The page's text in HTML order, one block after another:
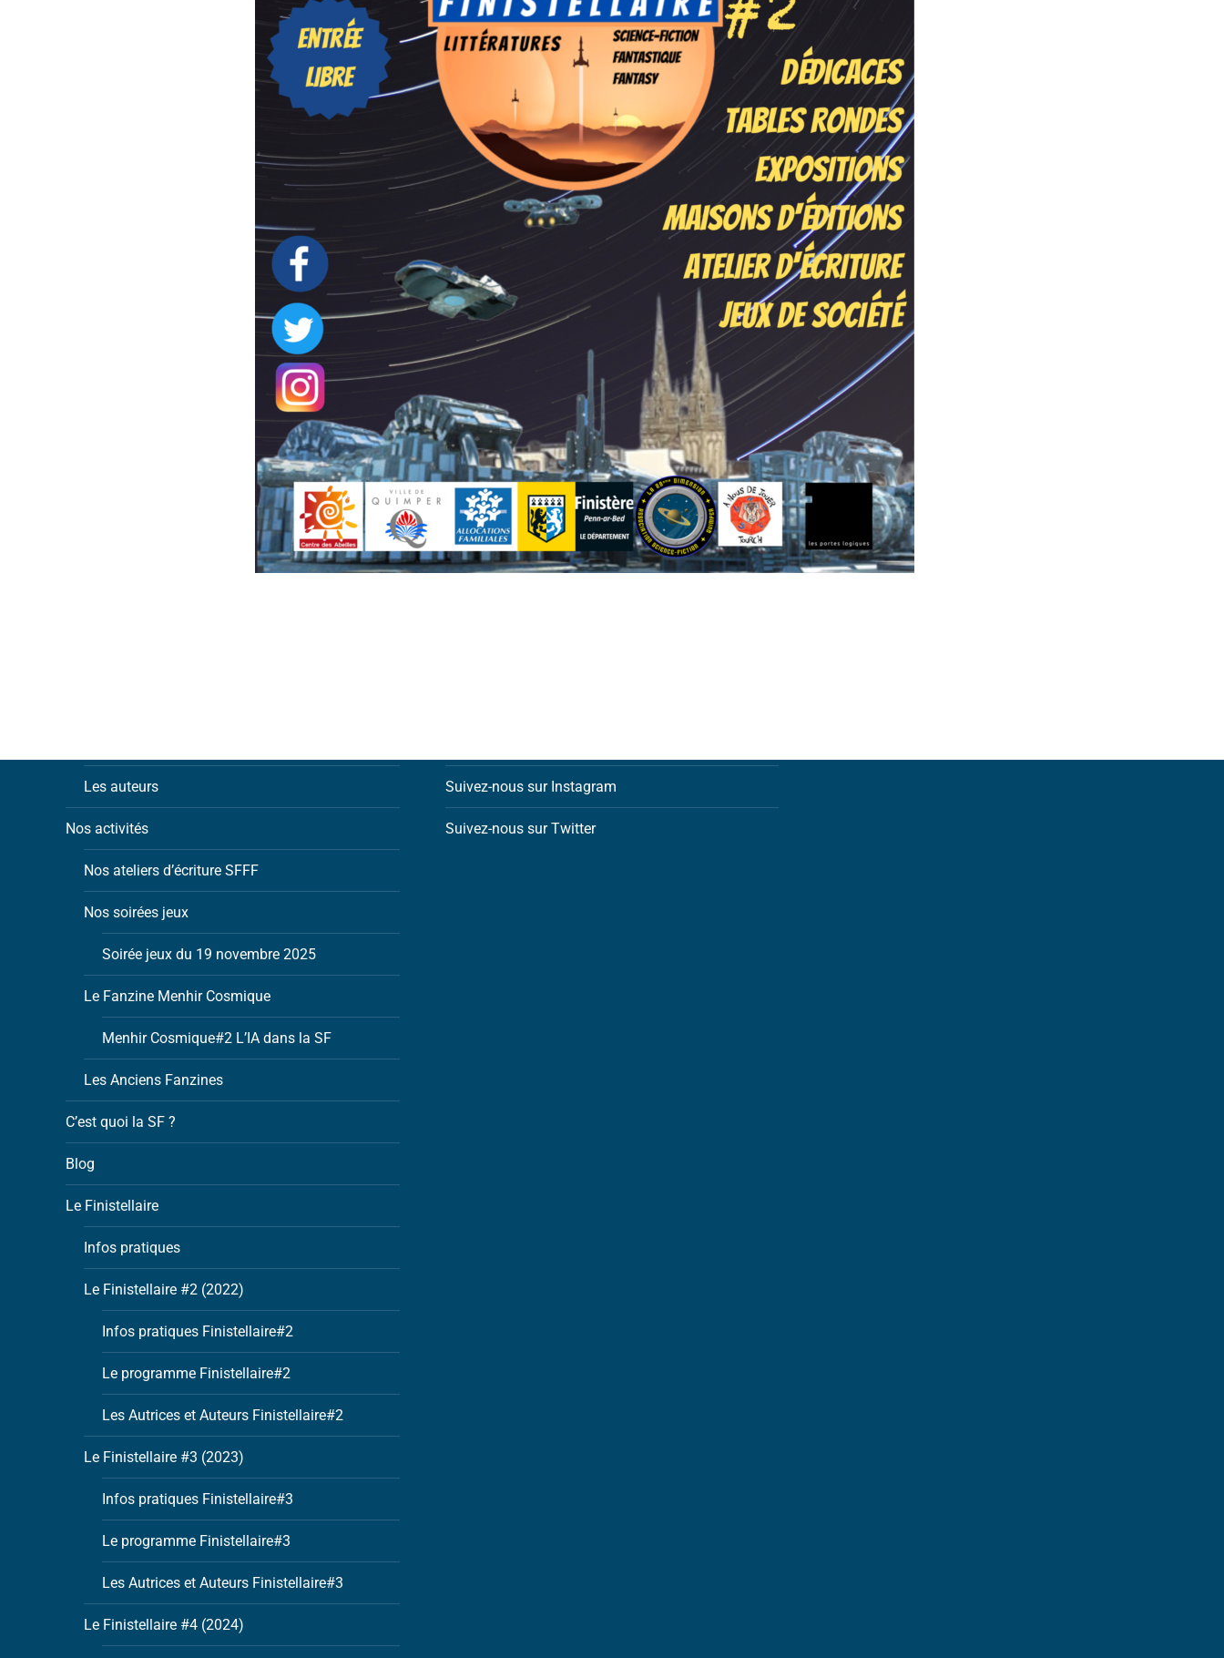
Les auteurs
Nos activités
Nos ateliers d’écriture SFFF
Nos soirées jeux
Soirée jeux du 19 novembre 2025
Le Fanzine Menhir Cosmique
Menhir Cosmique#2 L’IA dans la SF
Les Anciens Fanzines
C’est quoi la SF ?
Blog
Le Finistellaire
Infos pratiques
Le Finistellaire #2 (2022)
Infos pratiques Finistellaire#2
Le programme Finistellaire#2
Les Autrices et Auteurs Finistellaire#2
Le Finistellaire #3 (2023)
Infos pratiques Finistellaire#3
Le programme Finistellaire#3
Les Autrices et Auteurs Finistellaire#3
Le Finistellaire #4 (2024)
Suivez-nous sur Instagram
Suivez-nous sur Twitter